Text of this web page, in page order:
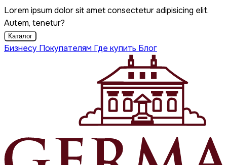
Lorem ipsum dolor sit amet consectetur adipisicing elit.
Autem, tenetur?
Каталог
Бизнесу Покупателям Где купить Блог